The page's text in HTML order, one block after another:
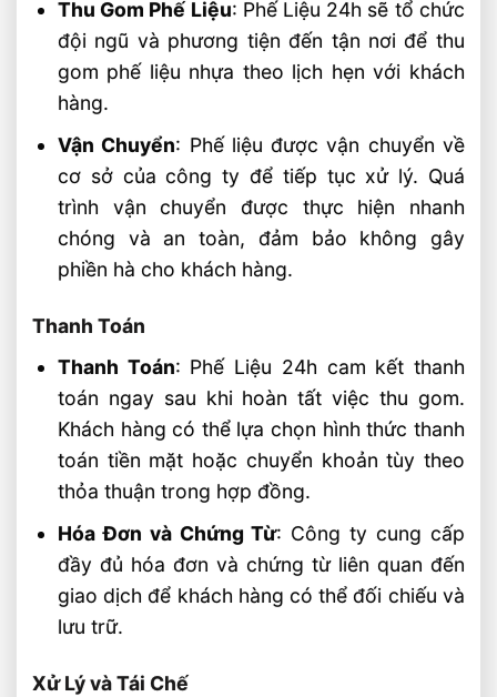
Thu Gom Phế Liệu: Phế Liệu 24h sẽ tổ chức
đội ngũ và phương tiện đến tận nơi để thu
gom phế liệu nhựa theo lịch hẹn với khách
hàng.
Vận Chuyển: Phế liệu được vận chuyển về
cơ sở của công ty để tiếp tục xử lý. Quá
trình vận chuyển được thực hiện nhanh
chóng và an toàn, đảm bảo không gây
phiền hà cho khách hàng.
Thanh Toán
Thanh Toán: Phế Liệu 24h cam kết thanh
toán ngay sau khi hoàn tất việc thu gom.
Khách hàng có thể lựa chọn hình thức thanh
toán tiền mặt hoặc chuyển khoản tùy theo
thỏa thuận trong hợp đồng.
Hóa Đơn và Chứng Từ: Công ty cung cấp
đầy đủ hóa đơn và chứng từ liên quan đến
giao dịch để khách hàng có thể đối chiếu và
lưu trữ.
Xử Lý và Tái Chế